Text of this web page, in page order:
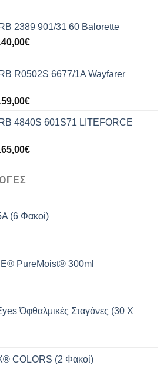
είναι:
140,00€.
2389 901/31 60 Balorette
€Η
είναι:
R0502S 6677/1A Wayfarer
€Η
τιμή
159,00€.
4840S 601S71 LITEFORCE
€Η
(6 Φακοί)
PureMoist® 300ml
Όφθαλμικές Σταγόνες (30 Χ
COLORS (2 Φακοί)